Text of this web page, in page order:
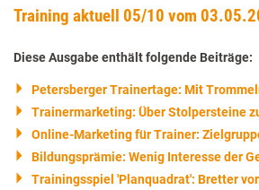
Training aktuell 05/10 vom
Diese Ausgabe enthält folgende Beiträge:
Petersberger Trainertage: Mit
Trainermarketing: Über Stolpersteine
Online-Marketing für Trainer:
Bildungsprämie: Wenig Interesse der
Trainingsspiel 'Planquadrat': Bretter